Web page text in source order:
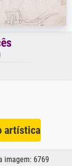
artística
imagem: 6769